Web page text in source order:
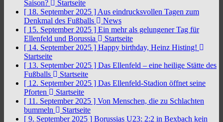
Saison?
Startseite
[ 18. September 2025 ] Aus eindrucksvollen Tagen zum
Denkmal des Fußballs
News
[ 15. September 2025 ] Ein mehr als gelungener Tag für
Ellenfeld und Borussia
Startseite
[ 14. September 2025 ] Happy birthday, Heinz Histing!
Startseite
[ 13. September 2025 ] Das Ellenfeld – eine heilige Stätte des
Fußballs
Startseite
[ 12. September 2025 ] Das Ellenfeld-Stadion öffnet seine
Pforten
Startseite
[ 11. September 2025 ] Von Menschen, die zu Schlachten
bummeln
Startseite
[ 9. September 2025 ] Borussias U23: 2:2 in Bexbach kein